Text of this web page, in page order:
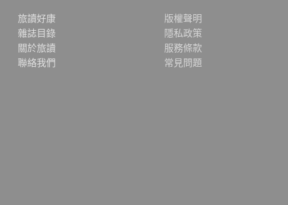
旅讀好康
雜誌目錄
關於旅讀
聯絡我們
版權聲明
隱私政策
服務條款
常見問題